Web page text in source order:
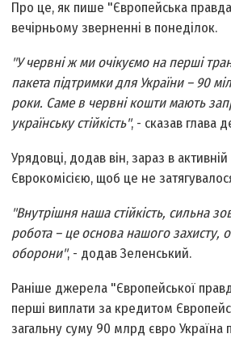
Про це, як пише "Європейська
вечірньому зверненні в понеділок.
"У червні ж ми очікуємо на перші
пакета підтримки для України – 90
роки. Саме в червні кошти мають
українську стійкість", - сказав глава
Урядовці, додав він, зараз в активній
Єврокомісією, щоб це не
"Внутрішня наша стійкість, сильна
робота – це основа нашого захисту,
оборони", - додав Зеленський.
Раніше джерела "Європейської
перші виплати за кредитом
загальну суму 90 млрд євро Україна